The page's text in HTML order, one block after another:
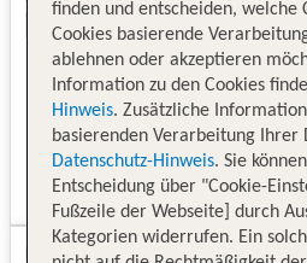
finden und entscheiden, welche
Cookies basierende
ablehnen oder akzeptieren
Information zu den Cookies
Hinweis. Zusätzliche
basierenden Verarbeitung Ihrer
Datenschutz-Hinweis. Sie
Entscheidung über "Cookie-
Fußzeile der Webseite] durch
Kategorien widerrufen. Ein